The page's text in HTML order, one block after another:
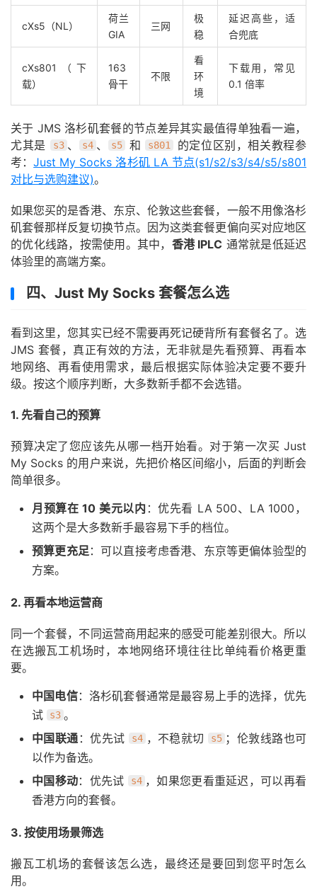
cXs5（NL）
荷兰
GIA
三网
极
稳
延迟高些，适
合兜底
cXs801（下
载）
163
骨干
不限
看
环
境
下载用，常见
0.1 倍率
关于 JMS 洛杉矶套餐的节点差异其实最值得单独看一遍，
尤其是
s3 、 s4 、 s5 和 s801
的定位区别，相关教程参
考：Just My Socks 洛杉矶 LA 节点(s1/s2/s3/s4/s5/s801
对比与选购建议)。
如果您买的是香港、东京、伦敦这些套餐，一般不用像洛杉
矶套餐那样反复切换节点。因为这类套餐更偏向买对应地区
的优化线路，按需使用。其中， 香港 IPLC 通常就是低延迟
体验里的高端方案。
四、Just My Socks 套餐怎么选
看到这里，您其实已经不需要再死记硬背所有套餐名了。选
JMS 套餐，真正有效的方法，无非就是先看预算、再看本
地网络、再看使用需求，最后根据实际体验决定要不要升
级。按这个顺序判断，大多数新手都不会选错。
1. 先看自己的预算
预算决定了您应该先从哪一档开始看。对于第一次买 Just
My Socks 的用户来说，先把价格区间缩小，后面的判断会
简单很多。
月预算在 10 美元以内 ：优先看 LA 500、LA 1000，
这两个是大多数新手最容易下手的档位。
预算更充足：可以直接考虑香港、东京等更偏体验型的
方案。
2. 再看本地运营商
同一个套餐，不同运营商用起来的感受可能差别很大。所以
在选搬瓦工机场时，本地网络环境往往比单纯看价格更重
要。
中国电信：洛杉矶套餐通常是最容易上手的选择，优先
试
s3 。
中国联通：优先试 s4 ，不稳就切 s5 ；伦敦线路也可
以作为备选。
中国移动：优先试 s4 ，如果您更看重延迟，可以再看
香港方向的套餐。
3. 按使用场景筛选
搬瓦工机场的套餐该怎么选，最终还是要回到您平时怎么
用。